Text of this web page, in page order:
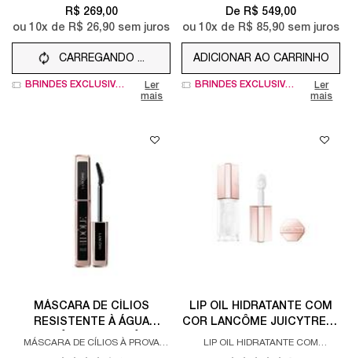
R$ 269,00
ou 10x de R$ 26,90 sem juros
CARREGANDO ...
BRINDES EXCLUSIVOS
Ler
mais
De R$ 549,00
ou 10x de R$ 85,90 sem juros
ADICIONAR AO CARRINHO
BRINDES EXCLUSIVOS
Ler
mais
MÁSCARA DE CÍLIOS
RESISTENTE À ÁGUA
LANCÔME LASH IDÔLE
MÁSCARA DE CÍLIOS À PROVA
LIP OIL HIDRATANTE COM
COR LANCÔME JUICYTREAT
COM ESQUALANO E EFEITO
LIP OIL HIDRATANTE COM